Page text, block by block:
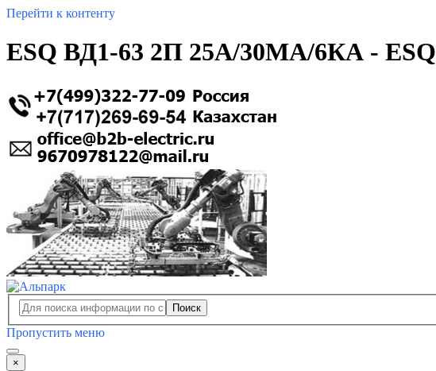
Перейти к контенту
ESQ ВД1-63 2П 25А/30МА/6КА - ESQ
Поиск
Пропустить меню
×